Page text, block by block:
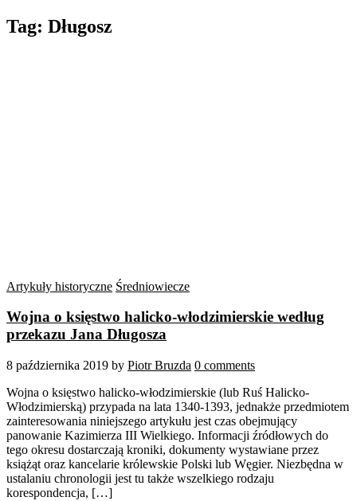
Tag: Długosz
Artykuły historyczne Średniowiecze
Wojna o księstwo halicko-włodzimierskie według
przekazu Jana Długosza
8 października 2019 by Piotr Bruzda 0 comments
Wojna o księstwo halicko-włodzimierskie (lub Ruś Halicko-
Włodzimierską) przypada na lata 1340-1393, jednakże przedmiotem
zainteresowania niniejszego artykułu jest czas obejmujący
panowanie Kazimierza III Wielkiego. Informacji źródłowych do
tego okresu dostarczają kroniki, dokumenty wystawiane przez
książąt oraz kancelarie królewskie Polski lub Węgier. Niezbędna w
ustalaniu chronologii jest tu także wszelkiego rodzaju
korespondencja, […]